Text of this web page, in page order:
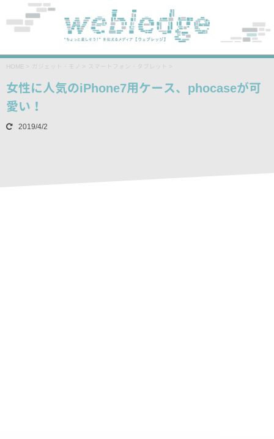
HOME ガジェット・モノ スマートフォン・タブレット
女性に人気のiPhone7用ケース、phocaseが可
愛い！
2019/4/2